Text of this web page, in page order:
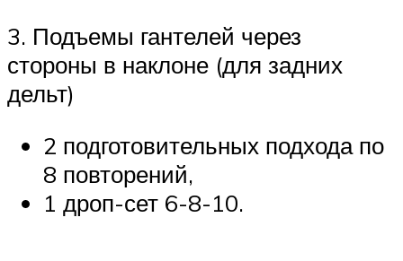
3. Подъемы гантелей через
стороны в наклоне (для задних
дельт)
2 подготовительных подхода по
8 повторений,
1 дроп-сет 6-8-10.